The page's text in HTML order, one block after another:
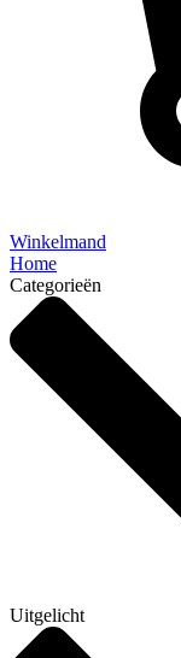
Winkelmand
Home
Categorieën
Uitgelicht